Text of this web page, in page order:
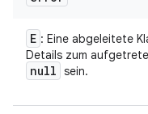
E : Eine abgeleitete
Details zum
null sein.